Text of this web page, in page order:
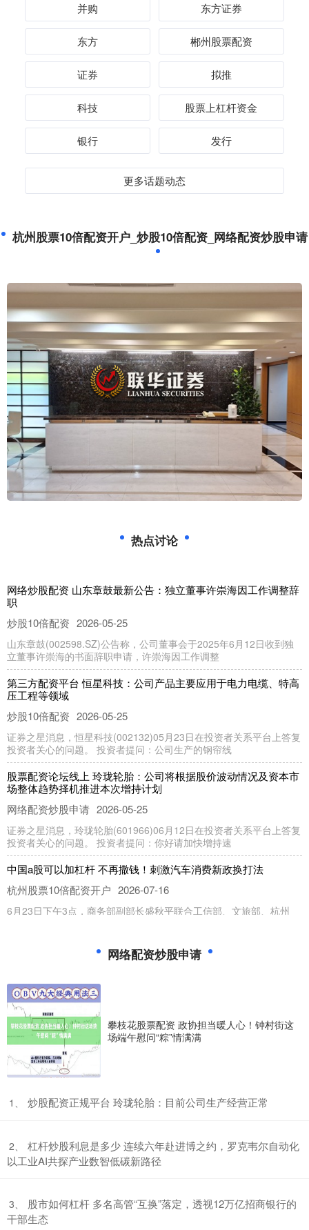
并购 东方证券
东方 郴州股票配资
证券 拟推
科技 股票上杠杆资金
银行 发行
更多话题动态
杭州股票10倍配资开户_炒股10倍配资_网络配资炒股申请
热点讨论
网络炒股配资 山东章鼓最新公告：独立董事许崇海因工作调整辞
职
炒股10倍配资 2026-05-25
山东章鼓(002598.SZ)公告称，公司董事会于2025年6月12日收到独
立董事许崇海的书面辞职申请，许崇海因工作调整
第三方配资平台 恒星科技：公司产品主要应用于电力电缆、特高
压工程等领域
炒股10倍配资 2026-05-25
证券之星消息，恒星科技(002132)05月23日在投资者关系平台上答复
投资者关心的问题。 投资者提问：公司生产的钢帘线
股票配资论坛线上 玲珑轮胎：公司将根据股价波动情况及资本市
场整体趋势择机推进本次增持计划
网络配资炒股申请 2026-05-25
证券之星消息，玲珑轮胎(601966)06月12日在投资者关系平台上答复
投资者关心的问题。 投资者提问：你好请加快增持速
中国a股可以加杠杆 不再撒钱！刺激汽车消费新政换打法
杭州股票10倍配资开户 2026-07-16
6月23日下午3点，商务部副部长盛秋平联合工信部、文旅部、杭州
炒股杠杆是什么 西点药业最新公告：董事兼副总经理石英秀计划
减持不超过0.5781%公司股份
网络配资炒股申请 2026-05-25
西点药业(301130.SZ)公告称，公司董事兼副总经理石英秀持有公司
197万股，占总股本的2.5781%。石英秀计划在
石家庄股票配资平台 雄帝科技：6月12日组织现场参观活动，华
源证券、华商基金参与
炒股10倍配资 2026-05-25
证券之星消息，2025年6月12日雄帝科技(300546)发布公告称公司于
2025年6月12日组织现场参观活动，华源证券
杭州股票10倍配资开户 2026-05-25
配资在线炒股配资 碧桂园人事变动！莫斌调任联席主席，程光煜
网络配资炒股申请
攀枝花股票配资 政协担当暖人心！钟村街这
场端午慰问“粽”情满满
1、 ​炒股配资正规平台 玲珑轮胎：目前公司生产经营正常
2、
​杠杆炒股利息是多少 连续六年赴进博之约，罗克韦尔自动化
以工业AI共探产业数智低碳新路径
3、
​股市如何杠杆 多名高管“互换”落定，透视12万亿招商银行的
干部生态